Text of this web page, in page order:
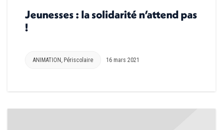
Jeunesses : la solidarité n’attend pas
!
ANIMATION , Périscolaire 16 mars 2021